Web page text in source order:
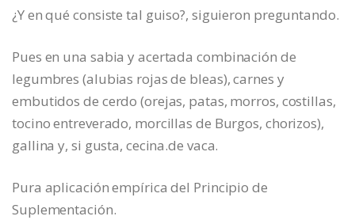
¿Y en qué consiste tal guiso?, siguieron preguntando.
Pues en una sabia y acertada combinación de
legumbres (alubias rojas de bleas), carnes y
embutidos de cerdo (orejas, patas, morros, costillas,
tocino entreverado, morcillas de Burgos, chorizos),
gallina y, si gusta, cecina.de vaca.
Pura aplicación empírica del Principio de
Suplementación.